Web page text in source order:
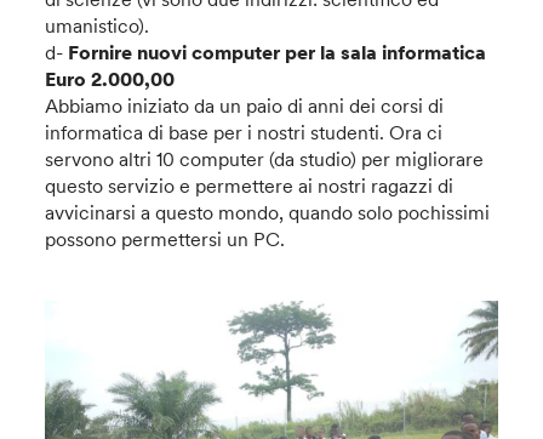
umanistico).
d- Fornire nuovi computer per la sala informatica
Euro 2.000,00
Abbiamo iniziato da un paio di anni dei corsi di
informatica di base per i nostri studenti. Ora ci
servono altri 10 computer (da studio) per migliorare
questo servizio e permettere ai nostri ragazzi di
avvicinarsi a questo mondo, quando solo pochissimi
possono permettersi un PC.